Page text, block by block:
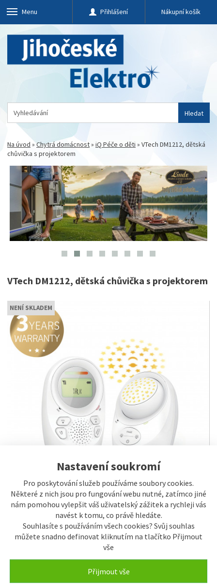
Nastavení soukromí
Pro poskytování služeb používáme soubory cookies.
Některé z nich jsou pro fungování webu nutné, zatímco jiné
nám pomohou vylepšit váš uživatelský zážitek a rychleji vás
navést k tomu, co právě hledáte.
Souhlasíte s používáním všech cookies? Svůj souhlas
můžete snadno definovat kliknutím na tlačítko Přijmout
vše
Přijmout vše
Menu Přihlášení Nákupní košík
Hledat
Na úvod »Chytrá domácnost» iQ Péče o děti » VTech DM1212, dětská
chůvička s projektorem
VTech DM1212, dětská chůvička s projektorem
NENÍ SKLADEM
Pro objednávku nás prosím kontaktujte na
obchod@jihoceskeelektro.cz